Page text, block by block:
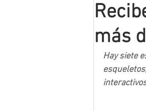
Mineros
más
Hay siete